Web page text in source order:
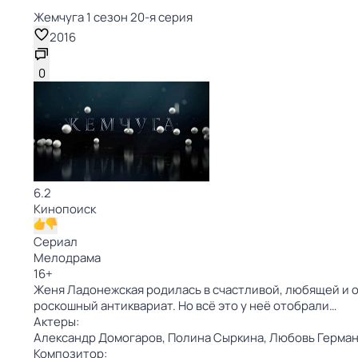
Жемчуга 1 сезон 20-я серия
2016
0
6.2
Кинопоиск
Сериал
Мелодрама
16+
Женя Ладонежская родилась в счастливой, любящей и
роскошный антиквариат. Но всё это у неё отобрали…
Актеры:
Александр Домогаров, Полина Сыркина,Любовь
Композитор: